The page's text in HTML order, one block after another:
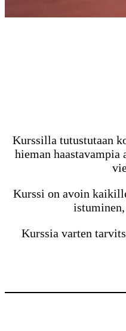
Kurssilla tutustutaan
hieman
Kurssi on avoin
Kurssia varten